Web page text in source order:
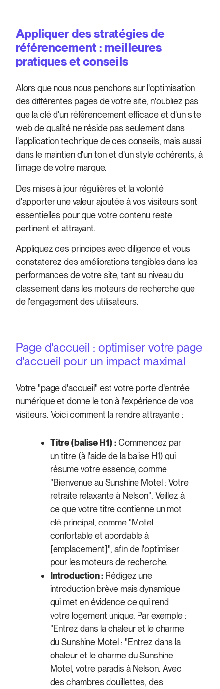
Appliquer des stratégies de
référencement : meilleures
pratiques et conseils
Alors que nous nous penchons sur l'optimisation
des différentes pages de votre site, n'oubliez pas
que la clé d'un référencement efficace et d'un site
web de qualité ne réside pas seulement dans
l'application technique de ces conseils, mais aussi
dans le maintien d'un ton et d'un style cohérents, à
l'image de votre marque.
Des mises à jour régulières et la volonté
d'apporter une valeur ajoutée à vos visiteurs sont
essentielles pour que votre contenu reste
pertinent et attrayant.
Appliquez ces principes avec diligence et vous
constaterez des améliorations tangibles dans les
performances de votre site, tant au niveau du
classement dans les moteurs de recherche que
de l'engagement des utilisateurs.
Page d'accueil : optimiser votre page
d'accueil pour un impact maximal
Votre "page d'accueil" est votre porte d'entrée
numérique et donne le ton à l'expérience de vos
visiteurs. Voici comment la rendre attrayante :
Titre (balise H1) :Commencez par
un titre (à l'aide de la balise H1) qui
résume votre essence, comme
"Bienvenue au Sunshine Motel : Votre
retraite relaxante à Nelson". Veillez à
ce que votre titre contienne un mot
clé principal, comme "Motel
confortable et abordable à
[emplacement]", afin de l'optimiser
pour les moteurs de recherche.
Introduction : Rédigez une
introduction brève mais dynamique
qui met en évidence ce qui rend
votre logement unique. Par exemple :
"Entrez dans la chaleur et le charme
du Sunshine Motel : "Entrez dans la
chaleur et le charme du Sunshine
Motel, votre paradis à Nelson. Avec
des chambres douillettes, des